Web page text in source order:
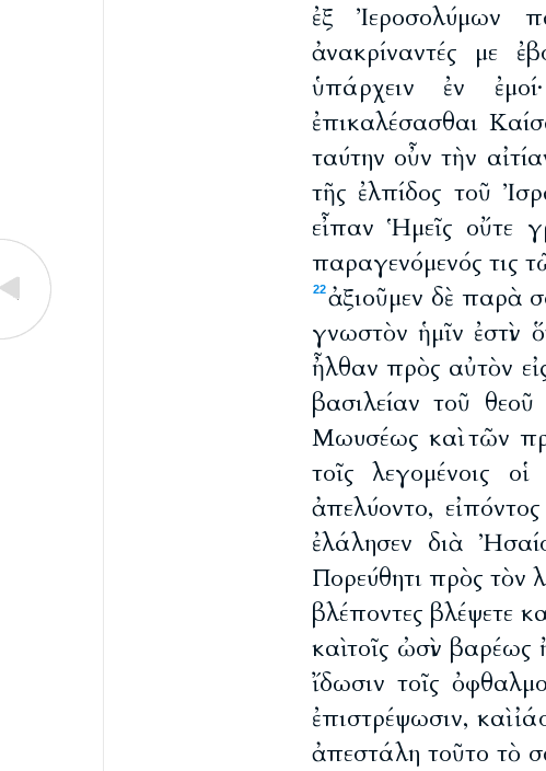
ἐξ Ἰεροσολύμων
ἀνακρίναντές με
ὑπάρχειν ἐν
ἐπικαλέσασθαι
ταύτην οὖν τὴν
τῆς ἐλπίδος τοῦ
εἶπαν Ἡμεῖς οὔτε
παραγενόμενός τις
22 ἀξιοῦμεν δὲ παρὰ
γνωστὸν ἡμῖν ἐστὶν
ἦλθαν πρὸς αὐτὸν
βασιλείαν τοῦ
Μωυσέως καὶ τῶν
τοῖς λεγομένοις
ἀπελύοντο,
ἐλάλησεν διὰ
Πορεύθητι πρὸς τὸν
βλέποντες βλέψετε
καὶ τοῖς ὠσὶν
ἴδωσιν τοῖς
ἐπιστρέψωσιν, καὶ
ἀπεστάλη τοῦτο τὸ